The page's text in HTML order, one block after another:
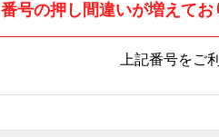
番号の押し間違いが増えて
上記番号をご